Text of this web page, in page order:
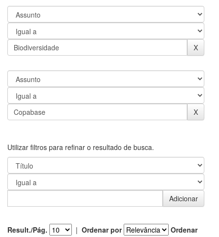
Utilizar filtros para refinar o resultado de busca.
Result./Pág. | Ordenar por
Ordenar